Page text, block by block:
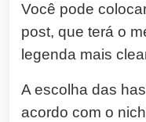
Você pode
post, que terá o
legenda mais
A escolha das
acordo com o